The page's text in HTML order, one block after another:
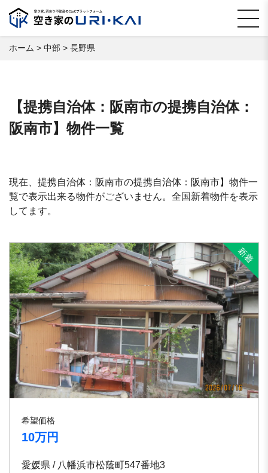
ホーム > 中部 > 長野県
【提携自治体：阪南市の提携自治体：
阪南市】物件一覧
現在、提携自治体：阪南市の提携自治体：阪南市】物件一
覧で表示出来る物件がございません。全国新着物件を表示
してます。
希望価格
10万円
愛媛県 / 八幡浜市松蔭町547番地3